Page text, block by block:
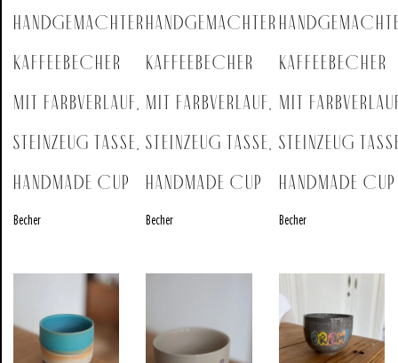
Handgemachter
Kaffeebecher
mit Farbverlauf,
Steinzeug Tasse,
Handmade Cup
Becher
Handgemachter
Kaffeebecher
mit Farbverlauf,
Steinzeug Tasse,
Handmade Cup
Becher
Kaffeebecher
mit
Steinzeug
Handmade Cup
Becher